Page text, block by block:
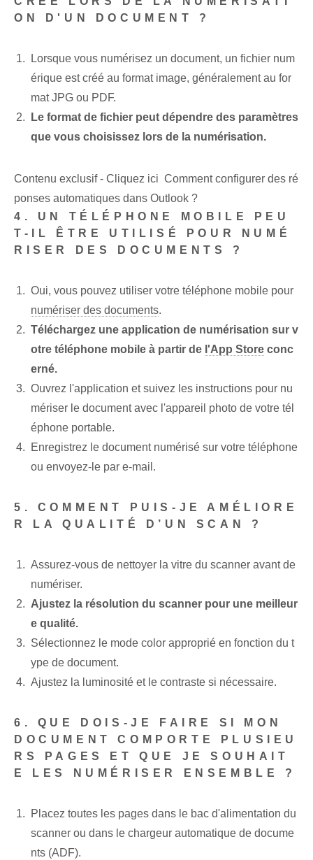
ON D'UN DOCUMENT ?
Lorsque vous numérisez un document, un fichier num
érique est créé au format image, généralement au for
mat JPG ou PDF.
Le format de fichier peut dépendre des paramètres
que vous choisissez lors de la numérisation.
Contenu exclusif - Cliquez ici Comment configurer des ré
ponses automatiques dans Outlook ?
4. UN TÉLÉPHONE MOBILE PEU
T-IL ÊTRE UTILISÉ POUR NUMÉ
RISER DES DOCUMENTS ?
Oui, vous pouvez utiliser votre téléphone mobile pour
numériser des documents.
Téléchargez une application de numérisation sur v
otre téléphone mobile à partir de l'App Store conc
erné.
Ouvrez l'‌application ‌et suivez les instructions pour‌ nu
mériser le document ‌avec l'appareil photo de votre tél
éphone portable.
Enregistrez le document numérisé sur votre téléphone
ou envoyez-le par e-mail.
5. COMMENT PUIS-JE AMÉLIORE
R LA QUALITÉ D’UN SCAN ?
Assurez-vous de nettoyer la vitre du scanner avant de
numériser.
Ajustez la ⁤résolution du scanner ⁤pour une ‌meilleur
e qualité.
Sélectionnez​ le mode ⁢color‍ approprié en fonction du t
ype de document.
Ajustez la luminosité et le contraste si nécessaire.
6. QUE DOIS-JE FAIRE SI MON
DOCUMENT COMPORTE PLUSIEU
RS PAGES ET QUE JE SOUHAIT
E LES NUMÉRISER ENSEMBLE ?
Placez toutes les pages dans le bac d'alimentation du
scanner ou dans le chargeur automatique de docume
nts (ADF).